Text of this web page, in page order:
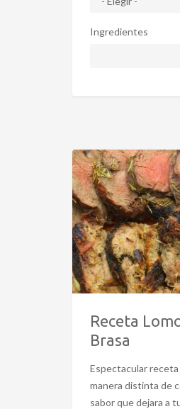
Ingredientes
Receta
Brasa
Espectacular receta
manera distinta de
sabor que dejara a